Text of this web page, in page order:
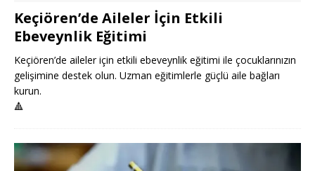
Keçiören’de Aileler İçin Etkili
Ebeveynlik Eğitimi
Keçiören’de aileler için etkili ebeveynlik eğitimi ile çocuklarınızın
gelişimine destek olun. Uzman eğitimlerle güçlü aile bağları
kurun.
🔺